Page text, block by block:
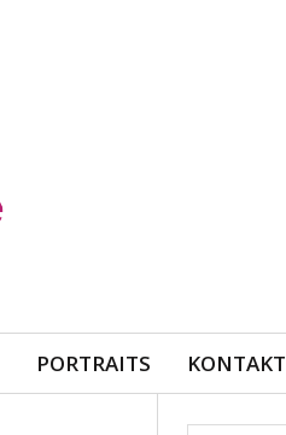
PORTRAITS KONTAKT